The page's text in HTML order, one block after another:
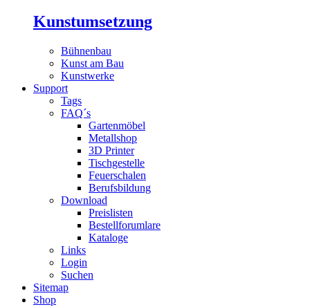
Kunstumsetzung
Bühnenbau
Kunst am Bau
Kunstwerke
Support
Tags
FAQ´s
Gartenmöbel
Metallshop
3D Printer
Tischgestelle
Feuerschalen
Berufsbildung
Download
Preislisten
Bestellforumlare
Kataloge
Links
Login
Suchen
Sitemap
Shop